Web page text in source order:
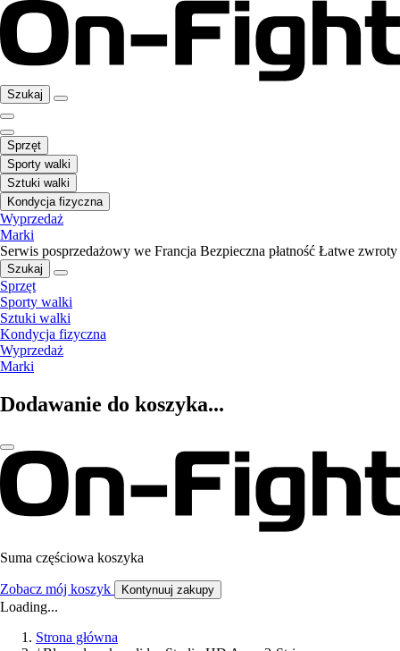
Szukaj
Sprzęt
Sporty walki
Sztuki walki
Kondycja fizyczna
Wyprzedaż
Marki
Serwis posprzedażowy we Francja Bezpieczna płatność Łatwe zwroty
Szukaj
Sprzęt
Sporty walki
Sztuki walki
Kondycja fizyczna
Wyprzedaż
Marki
Dodawanie do koszyka...
Suma częściowa koszyka
Zobacz mój koszyk Kontynuuj zakupy
Loading...
Strona główna